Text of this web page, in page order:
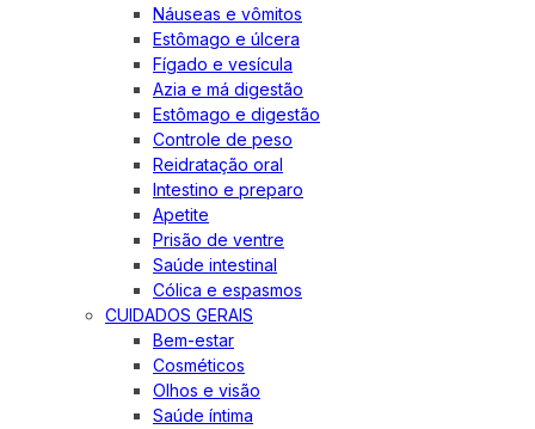
Náuseas e vômitos
Estômago e úlcera
Fígado e vesícula
Azia e má digestão
Estômago e digestão
Controle de peso
Reidratação oral
Intestino e preparo
Apetite
Prisão de ventre
Saúde intestinal
Cólica e espasmos
CUIDADOS GERAIS
Bem-estar
Cosméticos
Olhos e visão
Saúde íntima